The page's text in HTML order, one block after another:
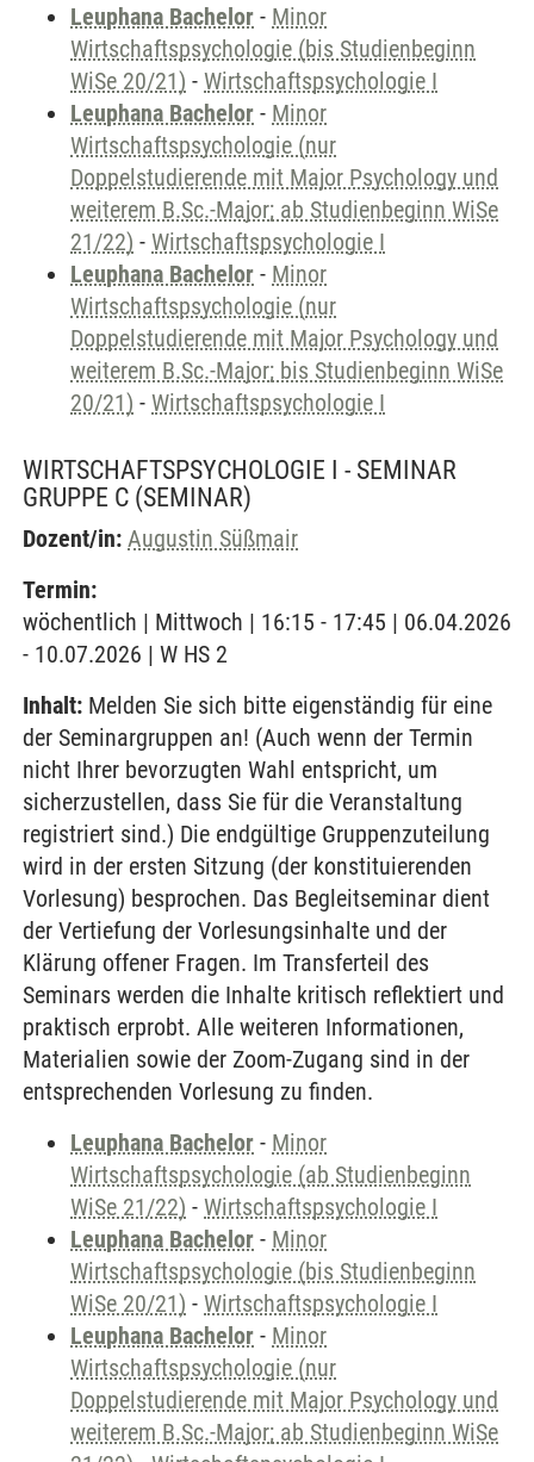
Leuphana Bachelor - Minor
Wirtschaftspsychologie (bis Studienbeginn
WiSe 20/21) - Wirtschaftspsychologie I
Leuphana Bachelor - Minor
Wirtschaftspsychologie (nur
Doppelstudierende mit Major Psychology und
weiterem B.Sc.-Major; ab Studienbeginn WiSe
21/22) - Wirtschaftspsychologie I
Leuphana Bachelor - Minor
Wirtschaftspsychologie (nur
Doppelstudierende mit Major Psychology und
weiterem B.Sc.-Major; bis Studienbeginn WiSe
20/21) - Wirtschaftspsychologie I
WIRTSCHAFTSPSYCHOLOGIE I - SEMINAR
GRUPPE C (SEMINAR)
Dozent/in: Augustin Süßmair
Termin:
wöchentlich | Mittwoch | 16:15 - 17:45 | 06.04.2026
- 10.07.2026 | W HS 2
Inhalt: Melden Sie sich bitte eigenständig für eine
der Seminargruppen an! (Auch wenn der Termin
nicht Ihrer bevorzugten Wahl entspricht, um
sicherzustellen, dass Sie für die Veranstaltung
registriert sind.) Die endgültige Gruppenzuteilung
wird in der ersten Sitzung (der konstituierenden
Vorlesung) besprochen. Das Begleitseminar dient
der Vertiefung der Vorlesungsinhalte und der
Klärung offener Fragen. Im Transferteil des
Seminars werden die Inhalte kritisch reflektiert und
praktisch erprobt. Alle weiteren Informationen,
Materialien sowie der Zoom-Zugang sind in der
entsprechenden Vorlesung zu finden.
Leuphana Bachelor - Minor
Wirtschaftspsychologie (ab Studienbeginn
WiSe 21/22) - Wirtschaftspsychologie I
Leuphana Bachelor - Minor
Wirtschaftspsychologie (bis Studienbeginn
WiSe 20/21) - Wirtschaftspsychologie I
Leuphana Bachelor - Minor
Wirtschaftspsychologie (nur
Doppelstudierende mit Major Psychology und
weiterem B.Sc.-Major; ab Studienbeginn WiSe